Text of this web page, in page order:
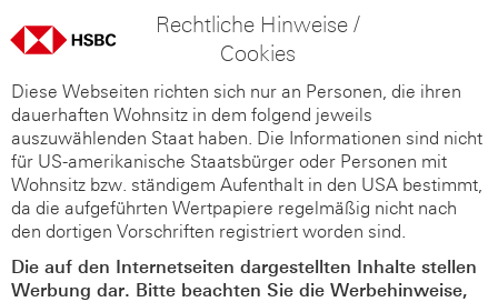
Rechtliche Hinweise /
Cookies
Diese Webseiten richten sich nur an Personen, die ihren
dauerhaften Wohnsitz in dem folgend jeweils
auszuwählenden Staat haben. Die Informationen sind nicht
für US-amerikanische Staatsbürger oder Personen mit
Wohnsitz bzw. ständigem Aufenthalt in den USA bestimmt,
da die aufgeführten Wertpapiere regelmäßig nicht nach
den dortigen Vorschriften registriert worden sind.
Die auf den Internetseiten dargestellten Inhalte stellen
Werbung dar. Bitte beachten Sie die Werbehinweise,